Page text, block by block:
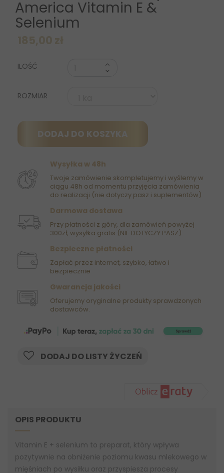
America Vitamin E &
Selenium
ILOŚĆ
ROZMIAR
DODAJ DO KOSZYKA
Wysyłka w 48h
Twoje zamówienie skompletujemy i wyślemy w
ciągu 48h od momentu przyjęcia zamówienia
do realizacji (nie dotyczy pasz i suplementów)
Darmowa dostawa
Przy płatności z góry, dla zamówień powyżej
300zł, wysyłka gratis (NIE DOTYCZY PASZ)
Bezpieczne płatności
Zapłać przez internet, szybko, łatwo i
bezpiecznie
Gwarancja jakości
Oferujemy oryginalne produkty sprawdzonych
dostawców.
DODAJ DO LISTY ŻYCZEŃ
OPIS PRODUKTU
Vitamin E + selenium to preparat, który wpływa
pozytywnie na obniżenie poziomu kwasu mlekowego w
mięśniach po wysiłku oraz przyspiesza procesy